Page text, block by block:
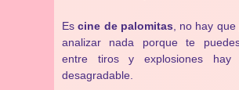
Escine de palomitas , no hay
analizar nada porque te
entre tiros y explosiones hay
desagradable.